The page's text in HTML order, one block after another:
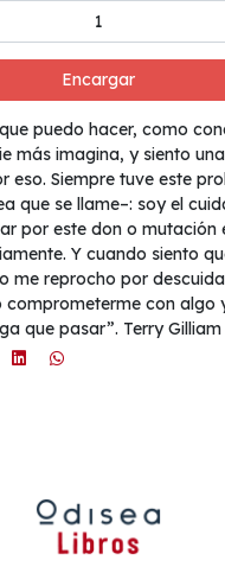
Encargar
puedo hacer, como
más imagina, y siento una
eso. Siempre tuve este
que se llame–: soy el
por este don o mutación
Y cuando siento
me reprocho por
comprometerme con algo
que pasar”. Terry Gilliam